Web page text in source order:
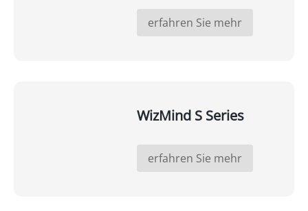
erfahren Sie mehr
WizMind S Series
erfahren Sie mehr